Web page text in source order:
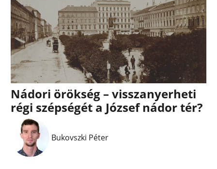
Nádori örökség – visszanyerheti
régi szépségét a József nádor tér?
Bukovszki Péter